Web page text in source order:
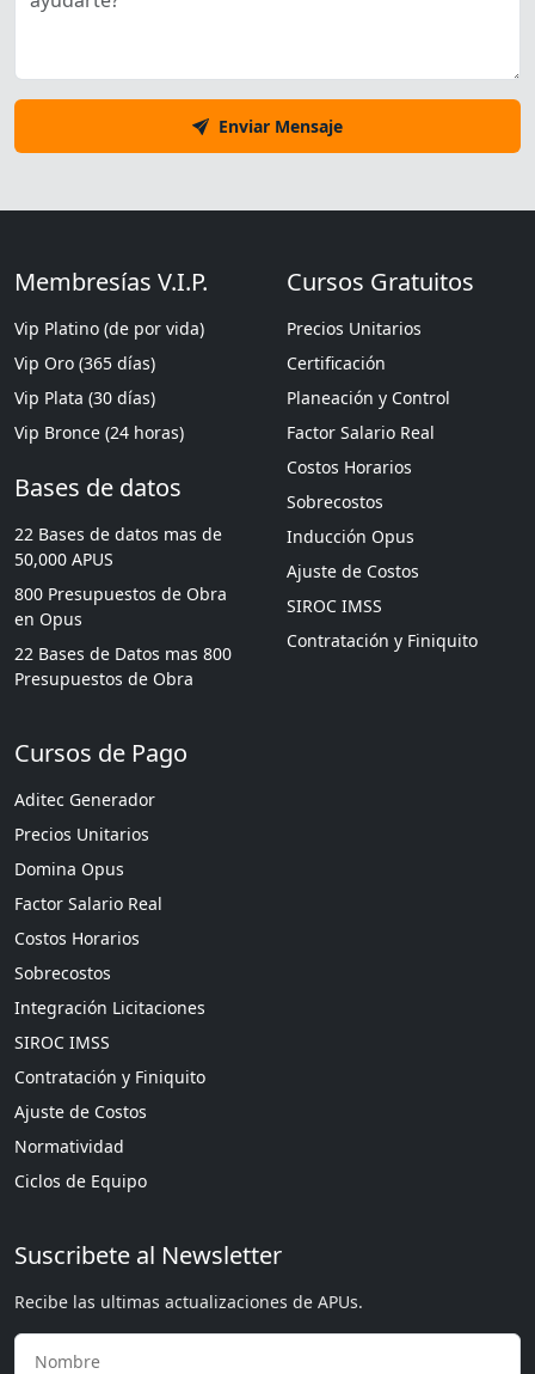
Enviar Mensaje
Membresías V.I.P.
Vip Platino (de por vida)
Vip Oro (365 días)
Vip Plata (30 días)
Vip Bronce (24 horas)
Bases de datos
22 Bases de datos mas de
50,000 APUS
800 Presupuestos de Obra
en Opus
22 Bases de Datos mas 800
Presupuestos de Obra
Cursos Gratuitos
Precios Unitarios
Certificación
Planeación y Control
Factor Salario Real
Costos Horarios
Sobrecostos
Inducción Opus
Ajuste de Costos
SIROC IMSS
Contratación y Finiquito
Cursos de Pago
Aditec Generador
Precios Unitarios
Domina Opus
Factor Salario Real
Costos Horarios
Sobrecostos
Integración Licitaciones
SIROC IMSS
Contratación y Finiquito
Ajuste de Costos
Normatividad
Ciclos de Equipo
Suscribete al Newsletter
Recibe las ultimas actualizaciones de APUs.